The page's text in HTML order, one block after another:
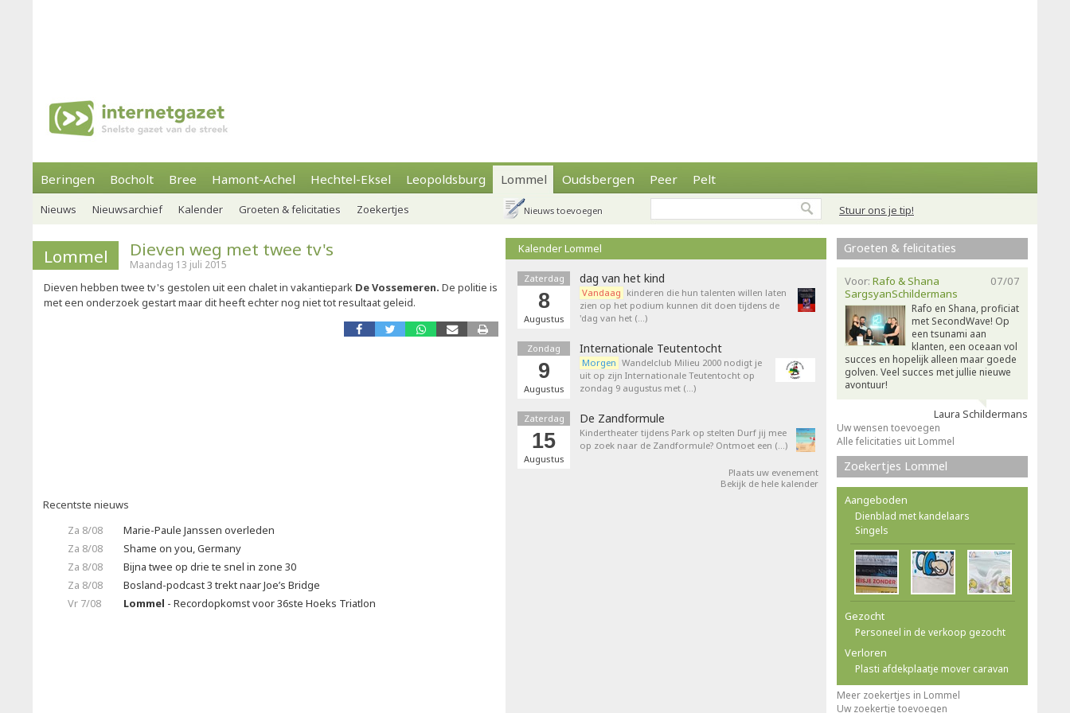
Beringen Bocholt Bree Hamont-Achel Hechtel-Eksel Leopoldsburg Lommel Oudsbergen Peer Pelt
Stuur ons je tip!
Nieuws Nieuwsarchief Kalender Groeten & felicitaties Zoekertjes Nieuws toevoegen
Lommel Dieven weg met twee tv's
Maandag 13 juli 2015
Dieven hebben twee tv's gestolen uit een chalet in vakantiepark De Vossemeren. De politie is
met een onderzoek gestart maar dit heeft echter nog niet tot resultaat geleid.
Recentste nieuws
Za 8/08
Marie-Paule Janssen overleden
Za 8/08
Shame on you, Germany
Za 8/08
Bijna twee op drie te snel in zone 30
Za 8/08
Bosland-podcast 3 trekt naar Joe’s Bridge
Vr 7/08
Lommel - Recordopkomst voor 36ste Hoeks Triatlon
Kalender Lommel
Zaterdag
8
Augustus
dag van het kind
Vandaag kinderen die hun talenten willen laten
zien op het podium kunnen dit doen tijdens de
'dag van het (…)
Zondag
9
Augustus
Internationale Teutentocht
Morgen Wandelclub Milieu 2000 nodigt je
uit op zijn Internationale Teutentocht op
zondag 9 augustus met (…)
Zaterdag
15
Augustus
De Zandformule
Kindertheater tijdens Park op stelten Durf jij mee
op zoek naar de Zandformule? Ontmoet een (…)
Plaats uw evenement
Bekijk de hele kalender
Groeten & felicitaties
07/07
Voor: Rafo & Shana
SargsyanSchildermans
Rafo en Shana, proficiat
met SecondWave! Op
een tsunami aan
klanten, een oceaan vol
succes en hopelijk alleen maar goede
golven. Veel succes met jullie nieuwe
avontuur!
Laura Schildermans
Uw wensen toevoegen
Alle felicitaties uit Lommel
Zoekertjes Lommel
Aangeboden
Dienblad met kandelaars
Singels
Gezocht
Personeel in de verkoop gezocht
Verloren
Plasti afdekplaatje mover caravan
Meer zoekertjes in Lommel
Uw zoekertje toevoegen